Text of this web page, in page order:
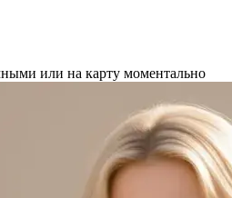
или на карту моментально